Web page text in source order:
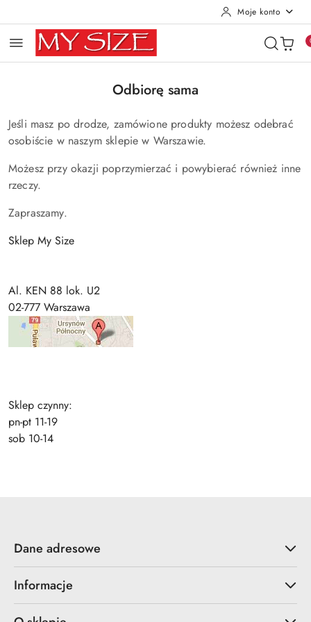
Moje konto
Odbiorę sama
Jeśli masz po drodze, zamówione produkty możesz odebrać
osobiście w naszym sklepie w Warszawie.
Możesz przy okazji poprzymierzać i powybierać również inne
rzeczy.
Zapraszamy.
Sklep My Size
Al. KEN 88 lok. U2
02-777 Warszawa
Sklep czynny:
pn-pt 11-19
sob 10-14
Dane adresowe
Informacje